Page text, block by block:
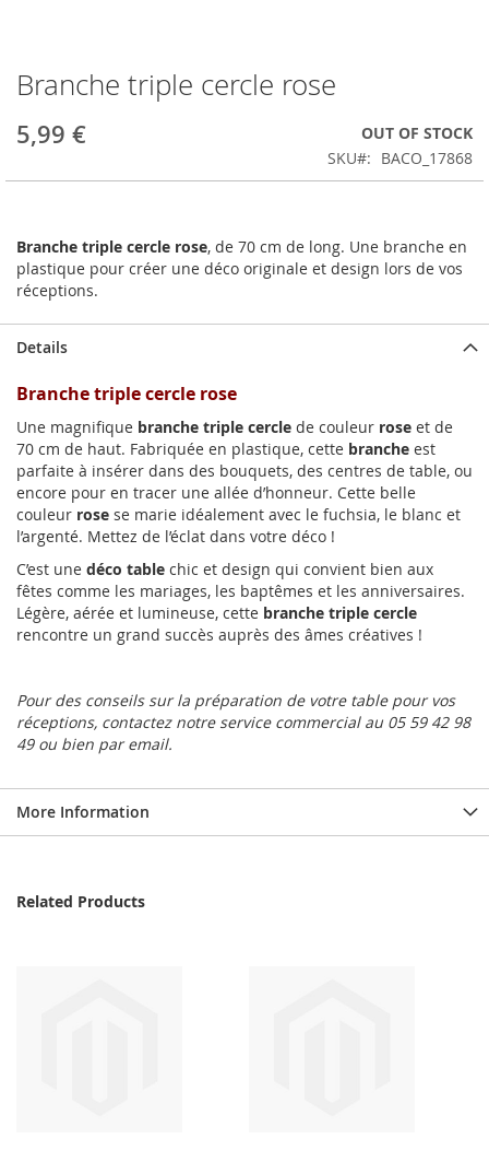
Skip
to
the
beginning
Branche triple cercle rose
5,99 €
OUT OF STOCK
SKU
BACO_17868
Branche triple cercle rose, de 70 cm de long. Une branche en
plastique pour créer une déco originale et design lors de vos
réceptions.
Details
Branche triple cercle rose
Une magnifique branche triple cercle de couleur rose et de
70 cm de haut. Fabriquée en plastique, cette branche est
parfaite à insérer dans des bouquets, des centres de table, ou
encore pour en tracer une allée d’honneur. Cette belle
couleur rose se marie idéalement avec le fuchsia, le blanc et
l’argenté. Mettez de l’éclat dans votre déco !
C’est une déco table chic et design qui convient bien aux
fêtes comme les mariages, les baptêmes et les anniversaires.
Légère, aérée et lumineuse, cette branche triple cercle
rencontre un grand succès auprès des âmes créatives !
Pour des conseils sur la préparation de votre table pour vos
réceptions, contactez notre service commercial au 05 59 42 98
49 ou bien par email.
More Information
Related Products